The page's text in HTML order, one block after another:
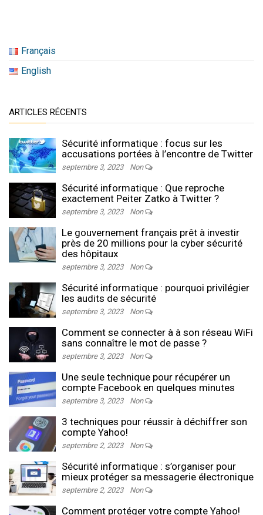
Français
English
ARTICLES RÉCENTS
Sécurité informatique : focus sur les
accusations portées à l’encontre de Twitter
septembre 3, 2023 Non
Sécurité informatique : Que reproche
exactement Peiter Zatko à Twitter ?
septembre 3, 2023 Non
Le gouvernement français prêt à investir
près de 20 millions pour la cyber sécurité
des hôpitaux
septembre 3, 2023 Non
Sécurité informatique : pourquoi privilégier
les audits de sécurité
septembre 3, 2023 Non
Comment se connecter à à son réseau WiFi
sans connaître le mot de passe ?
septembre 3, 2023 Non
Une seule technique pour récupérer un
compte Facebook en quelques minutes
septembre 3, 2023 Non
3 techniques pour réussir à déchiffrer son
compte Yahoo!
septembre 2, 2023 Non
Sécurité informatique : s’organiser pour
mieux protéger sa messagerie électronique
septembre 2, 2023 Non
Comment protéger votre compte Yahoo!